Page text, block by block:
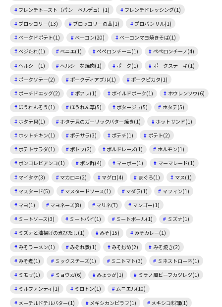
フレンチトースト（パン ペルデュ）(1)
フレンチドレッシング(1)
ブロッコリー(13)
ブロッコリーの茎(1)
プロバンサル(1)
ベークドポテト(1)
ベーコン(20)
ベーコンマヨ焼きそば(1)
ベジたれ(1)
ベニエ(1) ペペロンチーニ(1)
ペペロンチーノ(4)
ヘルシー(1)
ヘルシーな焼肉(1) ポーク(1)
ポークステーキ(1)
ポークソテー(2)
ポークディアブル(1)
ポークピカタ(1)
ポーチドエッグ(2)
ポアレ(1) ボイルドポーク(1)
ホウレンソウ(6)
ほうれんそう(1)
ほうれん草(5) ポタージュ(5)
ホタテ(5)
ホタテ貝(1)
ホタテ貝のガーリックバター焼き(1)
ホットサンド(1)
ホットチキン(1)
ポテサラ(3) ポテチ(1)
ポテト(2)
ポテトサラダ(1)
ポトフ(2) ボルドレーズ(1)
ホルモン(1)
ボンゴレビアンコ(1)
ポン酢(4) マーボー(1)
マーマレード(1)
マイタケ(3)
マカロニ(2) マグロ(4) まぐろ(1)
マス(1)
マスタード(5)
マスタードソース(1) マダラ(1)
マフィン(1)
マヨ(1)
マヨネーズ(8) マリネ(7)
マンゴー(1)
ミートソース(3)
ミートパイ(1) ミートボール(1)
ミズナ(1)
ミズナと油揚げの煮びたし(1)
みそ(15)
みそカレー(1)
みそラーメン(1)
みぞれ煮(1) みそ炒め(2)
みそ焼き(2)
みそ煮(1)
ミックスチーズ(1) ミニトマト(3)
ミネストローネ(1)
ミモザ(1)
ミョウガ(6) みょうが(1)
ミラノ風ビーフカツレツ(1)
ミルファンティ(1)
ミロトン(1)
ムニエル(10)
メーテルドテルバター(1)
メキシカンピラフ(1)
メキシコ料理(1)